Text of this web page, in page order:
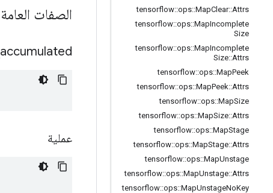
tensorflow::ops::MapClear::Attrs
tensorflow::ops::MapIncomplete
Size
tensorflow::ops::MapIncomplete
Size::Attrs
tensorflow::ops::MapPeek
tensorflow::ops::MapPeek::Attrs
tensorflow::ops::MapSize
tensorflow::ops::MapSize::Attrs
tensorflow::ops::MapStage
tensorflow::ops::MapStage::Attrs
tensorflow::ops::MapUnstage
tensorflow::ops::MapUnstage::Attrs
tensorflow::ops::MapUnstageNoKey
الصفات العامة
accumulated
عملية